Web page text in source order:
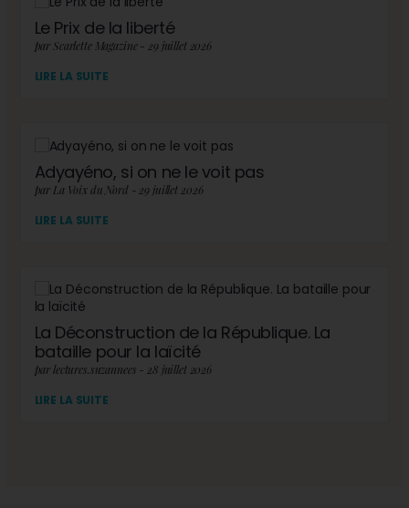
Le Prix de la liberté
par Scarlette Magazine - 29 juillet 2026
LIRE LA SUITE
Adyayéno, si on ne le voit pas
par La Voix du Nord - 29 juillet 2026
LIRE LA SUITE
La Déconstruction de la République. La
bataille pour la laïcité
par lectures.suzannees - 28 juillet 2026
LIRE LA SUITE